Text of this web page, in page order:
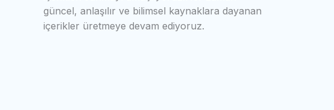
güncel, anlaşılır ve bilimsel kaynaklara dayanan
içerikler üretmeye devam ediyoruz.